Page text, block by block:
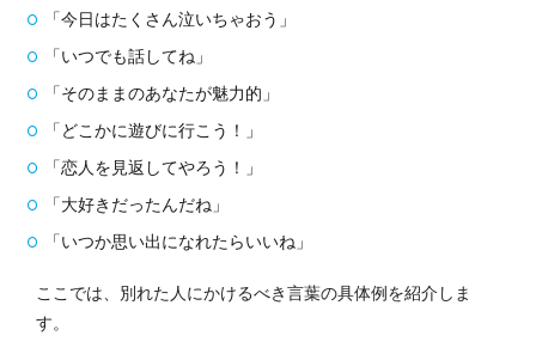
「今日はたくさん泣いちゃおう」
「いつでも話してね」
「そのままのあなたが魅力的」
「どこかに遊びに行こう！」
「恋人を見返してやろう！」
「大好きだったんだね」
「いつか思い出になれたらいいね」
ここでは、別れた人にかけるべき言葉の具体例を紹介しま
す。